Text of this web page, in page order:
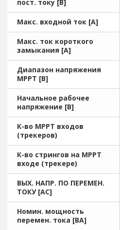
пост. току [В]
Макс. входной ток [A]
Макс. ток короткого
замыкания [A]
Диапазон напряжения
MPPT [В]
Начальное рабочее
напряжение [В]
К-во MPPT входов
(трекеров)
К-во стрингов на MPPT
входе (трекере)
ВЫХ. НАПР. ПО ПЕРЕМЕН.
ТОКУ [AC]
Номин. мощность
перемен. тока [ВА]